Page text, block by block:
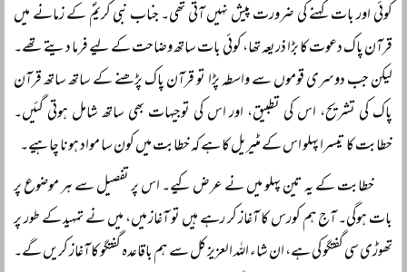
کوئی اور بات کہنے کی ضرورت پیش نہیں آتی تھی۔ جناب نبی کریمؐ کے زمانے میں
قرآن پاک دعوت کا بڑا ذریعہ تھا، کوئی بات ساتھ وضاحت کے لیے فرما دیتے تھے۔
لیکن جب دوسری قوموں سے واسطہ پڑا تو قرآن پاک پڑھنے کے ساتھ ساتھ قرآن
پاک کی تشریح، اس کی تطبیق، اور اس کی توجیہات بھی ساتھ شامل ہوتی گئیں۔
خطابت کا تیسرا پہلو اس کے مٹیریل کا ہے کہ خطابت میں کون سا مواد ہونا چاہیے۔
خطابت کے یہ تین پہلو میں نے عرض کیے۔ اس پر تفصیل سے ہر موضوع پر
بات ہوگی۔ آج ہم کورس کا آغاز کر رہے ہیں تو آغاز میں، میں نے تمہید کے طور پر
تھوڑی سی گفتگو کی ہے، ان شاء اللہ العزیز کل سے ہم باقاعدہ گفتگو کا آغاز کریں گے۔